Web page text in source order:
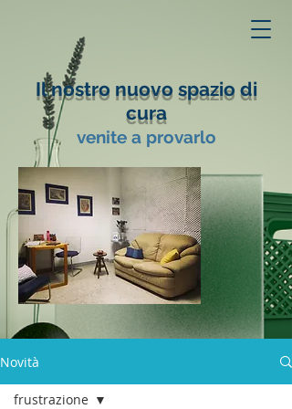
Il nostro nuovo spazio di
cura
venite a provarlo
Novità
frustrazione